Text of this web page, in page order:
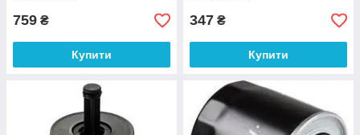
759 ₴
Купити
347 ₴
Купити